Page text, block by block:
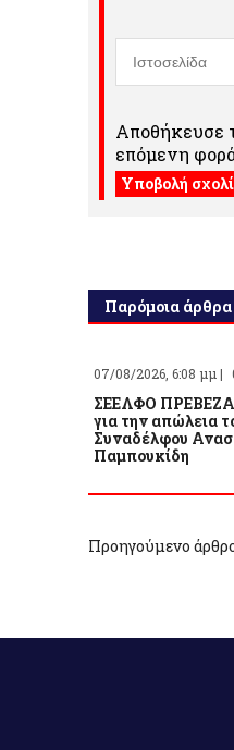
Αποθήκευσε
επόμενη
Παρόμοια άρθρα
07/08/2026, 6:08 μμ |
ΣΕΕΛΦΟ
για την απώλεια
Συναδέλφου
Παμπουκίδη
Προηγούμενο